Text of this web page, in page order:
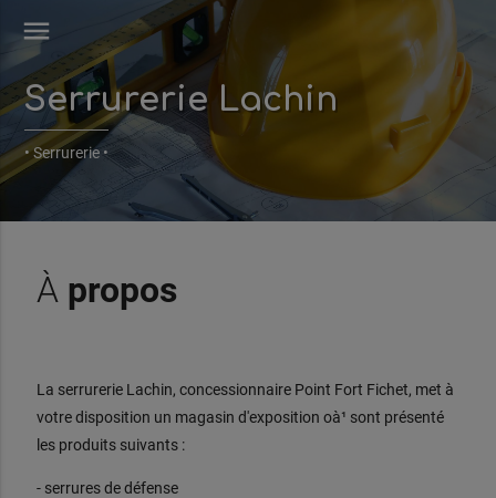
menu
Serrurerie Lachin
• Serrurerie •
À propos
La serrurerie Lachin, concessionnaire Point Fort Fichet, met à
votre disposition un magasin d'exposition oà¹ sont présenté
les produits suivants :
- serrures de défense